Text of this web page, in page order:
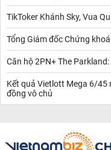
TikToker Khánh Sky, Vua
Tổng Giám đốc Chứng
Căn hộ 2PN+ The
Kết quả Vietlott Mega 6/
đồng vô chủ